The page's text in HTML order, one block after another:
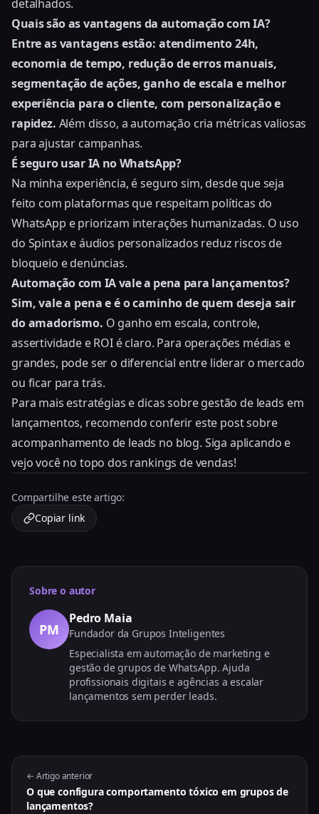
detalhados.
Quais são as vantagens da automação com IA?
Entre as vantagens estão: atendimento 24h,
economia de tempo, redução de erros manuais,
segmentação de ações, ganho de escala e melhor
experiência para o cliente, com personalização e
rapidez. Além disso, a automação cria métricas valiosas
para ajustar campanhas.
É seguro usar IA no WhatsApp?
Na minha experiência, é seguro sim, desde que seja
feito com plataformas que respeitam políticas do
WhatsApp e priorizam interações humanizadas. O uso
do Spintax e áudios personalizados reduz riscos de
bloqueio e denúncias.
Automação com IA vale a pena para lançamentos?
Sim, vale a pena e é o caminho de quem deseja sair
do amadorismo. O ganho em escala, controle,
assertividade e ROI é claro. Para operações médias e
grandes, pode ser o diferencial entre liderar o mercado
ou ficar para trás.
Para mais estratégias e dicas sobre gestão de leads em
lançamentos, recomendo conferir este post sobre
acompanhamento de leads no blog. Siga aplicando e
vejo você no topo dos rankings de vendas!
Compartilhe este artigo:
Copiar link
Sobre o autor
PM
Pedro Maia
Fundador da Grupos Inteligentes
Especialista em automação de marketing e
gestão de grupos de WhatsApp. Ajuda
profissionais digitais e agências a escalar
lançamentos sem perder leads.
← Artigo anterior
O que configura comportamento tóxico em grupos de
lançamentos?